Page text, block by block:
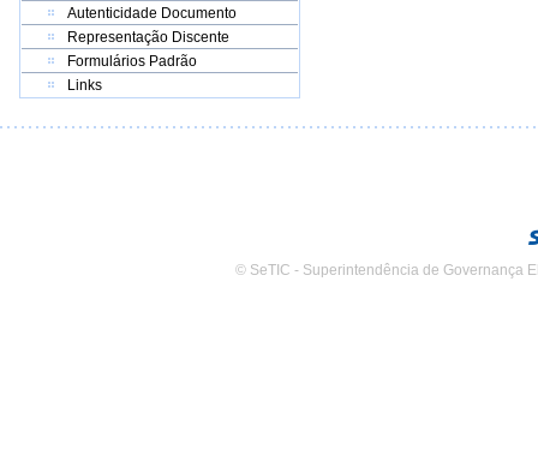
Autenticidade Documento
Representação Discente
Formulários Padrão
Links
© SeTIC - Superintendência de Governança